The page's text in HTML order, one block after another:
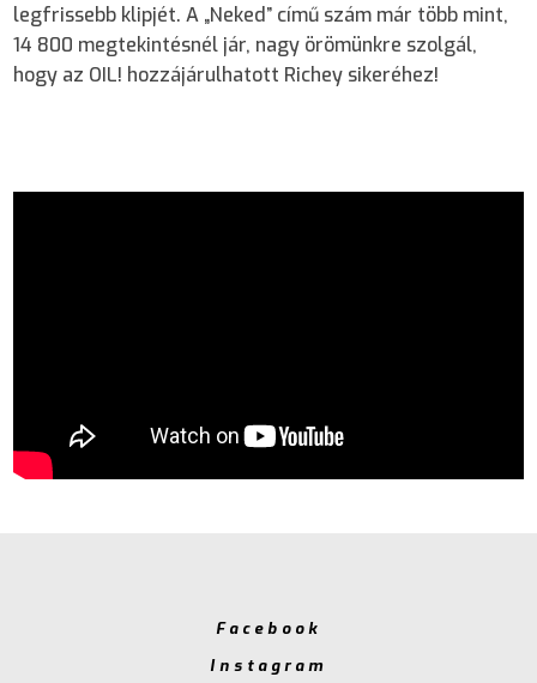
legfrissebb klipjét. A „Neked” című szám már több mint,
14 800 megtekintésnél jár, nagy örömünkre szolgál,
hogy az OIL! hozzájárulhatott Richey sikeréhez!
Facebook
Instagram